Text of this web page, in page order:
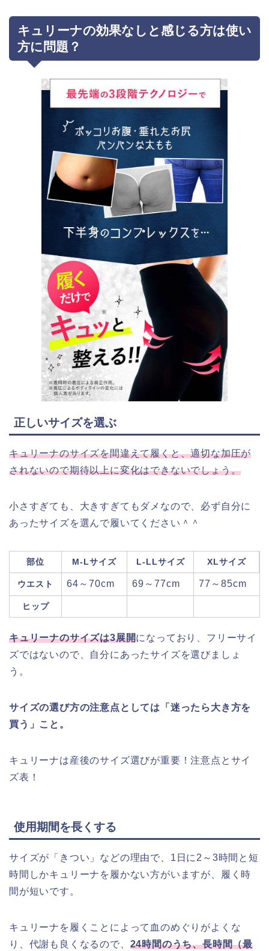
キュリーナの効果なしと感じる方は使い
方に問題？
正しいサイズを選ぶ
キュリーナのサイズを間違えて履くと、適切な加圧が
されないので期待以上に変化はできないでしょう。
小さすぎても、大きすぎてもダメなので、必ず自分に
あったサイズを選んで履いてください＾＾
部位 M-Lサイズ L-LLサイズ XLサイズ
ウエスト 64～70cm 69～77cm 77～85cm
ヒップ
キュリーナのサイズは3展開になっており、フリーサイ
ズではないので、自分にあったサイズを選びましょ
う。
サイズの選び方の注意点としては「迷ったら大き方を
買う」こと。
キュリーナは産後のサイズ選びが重要！注意点とサイ
ズ表！
使用期間を長くする
サイズが「きつい」などの理由で、1日に2～3時間と短
時間しかキュリーナを履かない方がいますが、履く時
間が短いです。
キュリーナを履くことによって血のめぐりがよくな
り、代謝も良くなるので、 24時間のうち、長時間（最